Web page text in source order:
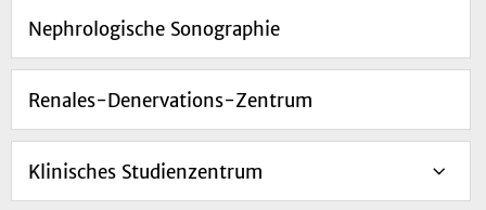
Nephrologische Sonographie
Renales-Denervations-Zentrum
Klinisches Studienzentrum